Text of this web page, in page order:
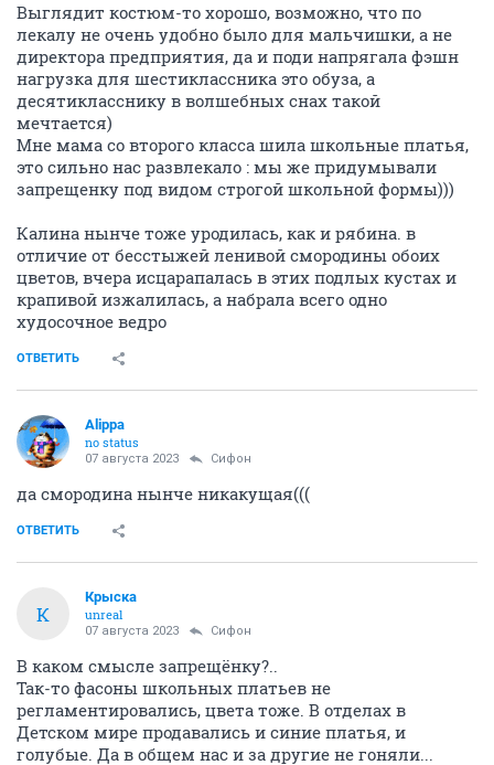
Выглядит костюм-то хорошо, возможно, что по
лекалу не очень удобно было для мальчишки, а не
директора предприятия, да и поди напрягала фэшн
нагрузка для шестиклассника это обуза, а
десятикласснику в волшебных снах такой
мечтается)
Мне мама со второго класса шила школьные платья,
это сильно нас развлекало : мы же придумывали
запрещенку под видом строгой школьной формы)))
Калина нынче тоже уродилась, как и рябина. в
отличие от бесстыжей ленивой смородины обоих
цветов, вчера исцарапалась в этих подлых кустах и
крапивой изжалилась, а набрала всего одно
худосочное ведро
ОТВЕТИТЬ
Alippa
no status
07 августа 2023 Сифон
да смородина нынче никакущая(((
ОТВЕТИТЬ
К
Крыска
unreal
07 августа 2023 Сифон
В каком смысле запрещёнку?..
Так-то фасоны школьных платьев не
регламентировались, цвета тоже. В отделах в
Детском мире продавались и синие платья, и
голубые. Да в общем нас и за другие не гоняли...